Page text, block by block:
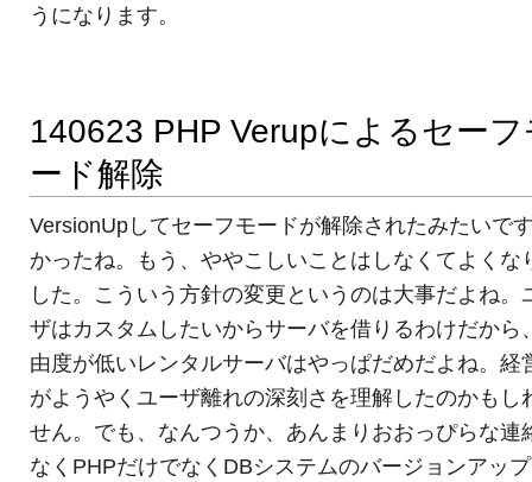
うになります。
140623 PHP Verupによるセーフ
ード解除
VersionUpしてセーフモードが解除されたみたいで
かったね。もう、ややこしいことはしなくてよくな
した。こういう方針の変更というのは大事だよね。
ザはカスタムしたいからサーバを借りるわけだから
由度が低いレンタルサーバはやっぱだめだよね。経
がようやくユーザ離れの深刻さを理解したのかもし
せん。でも、なんつうか、あんまりおおっぴらな連
なくPHPだけでなくDBシステムのバージョンアッ